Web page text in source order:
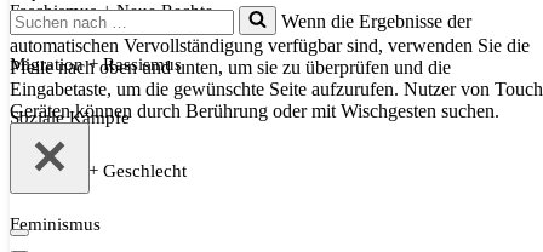
Suchen
nach …
Wenn die Ergebnisse der
automatischen Vervollständigung verfügbar sind, verwenden Sie die
Pfeile nach oben und unten, um sie zu überprüfen und die
Eingabetaste, um die gewünschte Seite aufzurufen. Nutzer von
Geräten können durch Berührung oder mit Wischgesten suchen.
Navigationsmenü
Faschismus + Neue Rechte
Migration + Rassismus
Soziale Kämpfe
Sexualität + Geschlecht
Feminismus